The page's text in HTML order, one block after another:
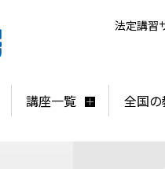
講座一覧 全国の
法定講習